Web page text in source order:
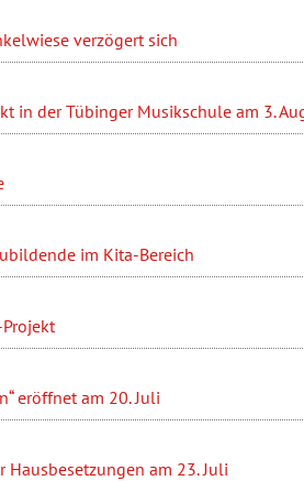
verzögert sich
in der Tübinger Musikschule am 3.
im Kita-Bereich
eröffnet am 20. Juli
am 23. Juli